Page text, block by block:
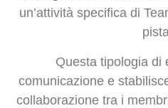
un’attività specifica di
Questa tipologia di
comunicazione e
collaborazione tra i